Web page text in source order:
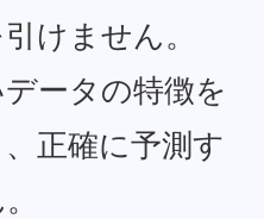
けません。
ータの特徴を
正確に予測す